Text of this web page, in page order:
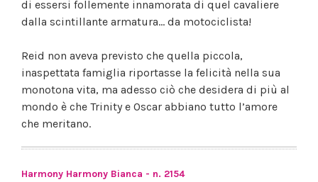
di essersi follemente innamorata di quel cavaliere
dalla scintillante armatura... da motociclista!
Reid non aveva previsto che quella piccola,
inaspettata famiglia riportasse la felicità nella sua
monotona vita, ma adesso ciò che desidera di più al
mondo è che Trinity e Oscar abbiano tutto l’amore
che meritano.
Harmony Harmony Bianca - n. 2154